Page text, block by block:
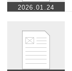
2026.01.24